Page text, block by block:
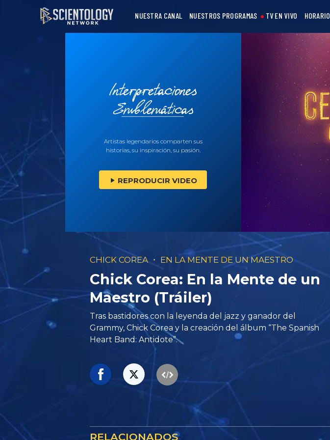
NUESTRA CANAL NUESTROS PROGRAMAS TV EN VIVO HORARIO
Artistas legendarios comparten sus
historias, su inspiración, su pasión.
REPRODUCIR VIDEO
CHICK COREA ・ EN LA MENTE DE UN MAESTRO
Chick Corea: En la Mente de un
Maestro (Tráiler)
Tras bastidores con la leyenda del jazz y ganador del
Grammy, Chick Corea y la creación del álbum “The Spanish
Heart Band: Antidote”.
RELACIONADOS